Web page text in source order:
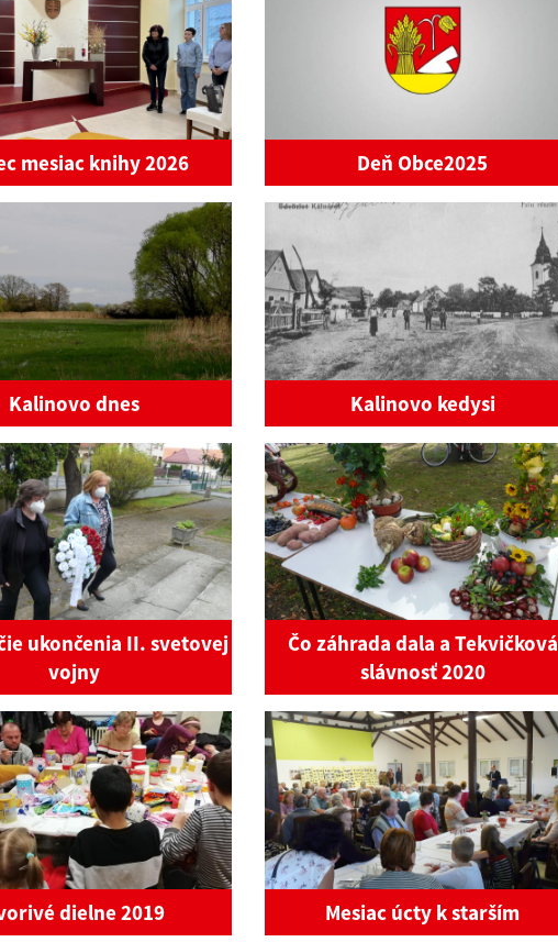
mesiac knihy 2026 Deň Obce2025
Kalinovo dnes Kalinovo kedysi
ukončenia II. svetovej
vojny
Čo záhrada dala a Tekvičková
slávnosť 2020
dielne 2019 Mesiac úcty k starším